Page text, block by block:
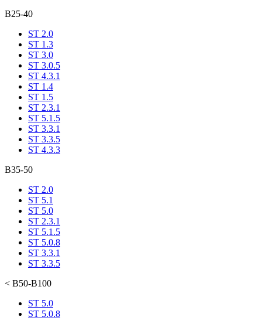
В25-40
ST 2.0
ST 1.3
ST 3.0
ST 3.0.5
ST 4.3.1
ST 1.4
ST 1.5
ST 2.3.1
ST 5.1.5
ST 3.3.1
ST 3.3.5
ST 4.3.3
В35-50
ST 2.0
ST 5.1
ST 5.0
ST 2.3.1
ST 5.1.5
ST 5.0.8
ST 3.3.1
ST 3.3.5
< В50-В100
ST 5.0
ST 5.0.8